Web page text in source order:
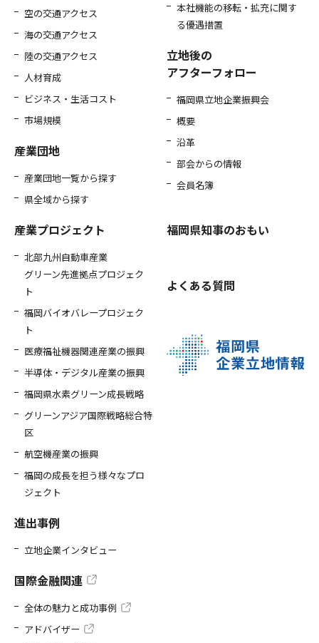
空の交通アクセス
海の交通アクセス
陸の交通アクセス
人材育成
ビジネス・生活コスト
市場規模
産業団地
産業団地一覧から探す
県全域から探す
産業プロジェクト
北部九州自動車産業
グリーン先進拠点プロジェク
ト
福岡バイオバレープロジェク
ト
医療福祉機器関連産業の振興
半導体・デジタル産業の振興
福岡県水素グリーン成長戦略
グリーンアジア国際戦略総合特
区
航空機産業の振興
福岡の成長を担う様々なプロ
ジェクト
本社機能の移転・拡充に関す
る優遇措置
立地後の
アフターフォロー
福岡県立地企業振興会
概要
沿革
部会からの情報
会員名簿
進出事例
立地企業インタビュー
国際金融関連
全体の魅力と成功事例
アドバイザー
福岡県知事のおもい
よくある質問